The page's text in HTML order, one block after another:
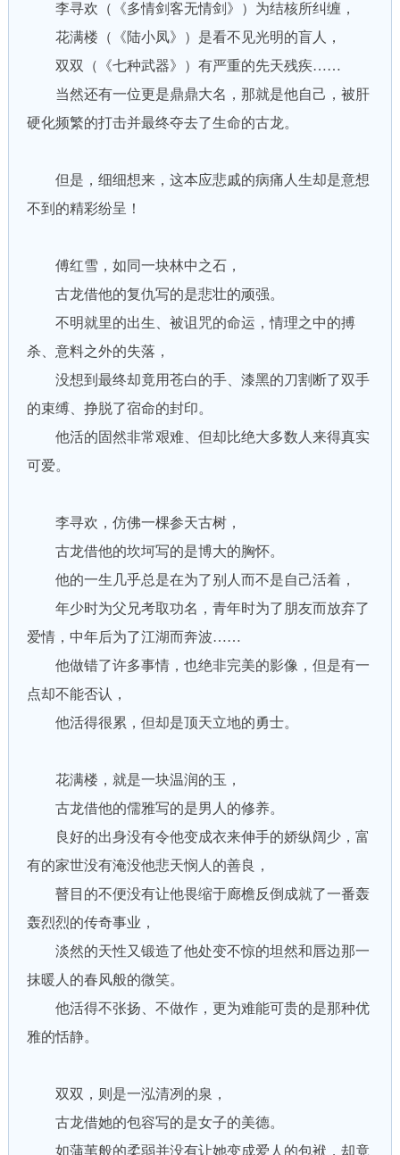
李寻欢（《多情剑客无情剑》）为结核所纠缠，
花满楼（《陆小凤》）是看不见光明的盲人，
双双（《七种武器》）有严重的先天残疾……
当然还有一位更是鼎鼎大名，那就是他自己，被肝
硬化频繁的打击并最终夺去了生命的古龙。
但是，细细想来，这本应悲戚的病痛人生却是意想
不到的精彩纷呈！
傅红雪，如同一块林中之石，
古龙借他的复仇写的是悲壮的顽强。
不明就里的出生、被诅咒的命运，情理之中的搏
杀、意料之外的失落，
没想到最终却竟用苍白的手、漆黑的刀割断了双手
的束缚、挣脱了宿命的封印。
他活的固然非常艰难、但却比绝大多数人来得真实
可爱。
李寻欢，仿佛一棵参天古树，
古龙借他的坎坷写的是博大的胸怀。
他的一生几乎总是在为了别人而不是自己活着，
年少时为父兄考取功名，青年时为了朋友而放弃了
爱情，中年后为了江湖而奔波……
他做错了许多事情，也绝非完美的影像，但是有一
点却不能否认，
他活得很累，但却是顶天立地的勇士。
花满楼，就是一块温润的玉，
古龙借他的儒雅写的是男人的修养。
良好的出身没有令他变成衣来伸手的娇纵阔少，富
有的家世没有淹没他悲天悯人的善良，
瞽目的不便没有让他畏缩于廊檐反倒成就了一番轰
轰烈烈的传奇事业，
淡然的天性又锻造了他处变不惊的坦然和唇边那一
抹暖人的春风般的微笑。
他活得不张扬、不做作，更为难能可贵的是那种优
雅的恬静。
双双，则是一泓清冽的泉，
古龙借她的包容写的是女子的美德。
如蒲苇般的柔弱并没有让她变成爱人的包袱，却竟